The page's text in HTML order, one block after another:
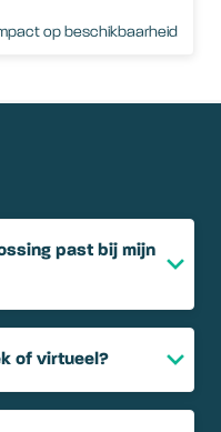
op beschikbaarheid
past bij mijn
of virtueel?